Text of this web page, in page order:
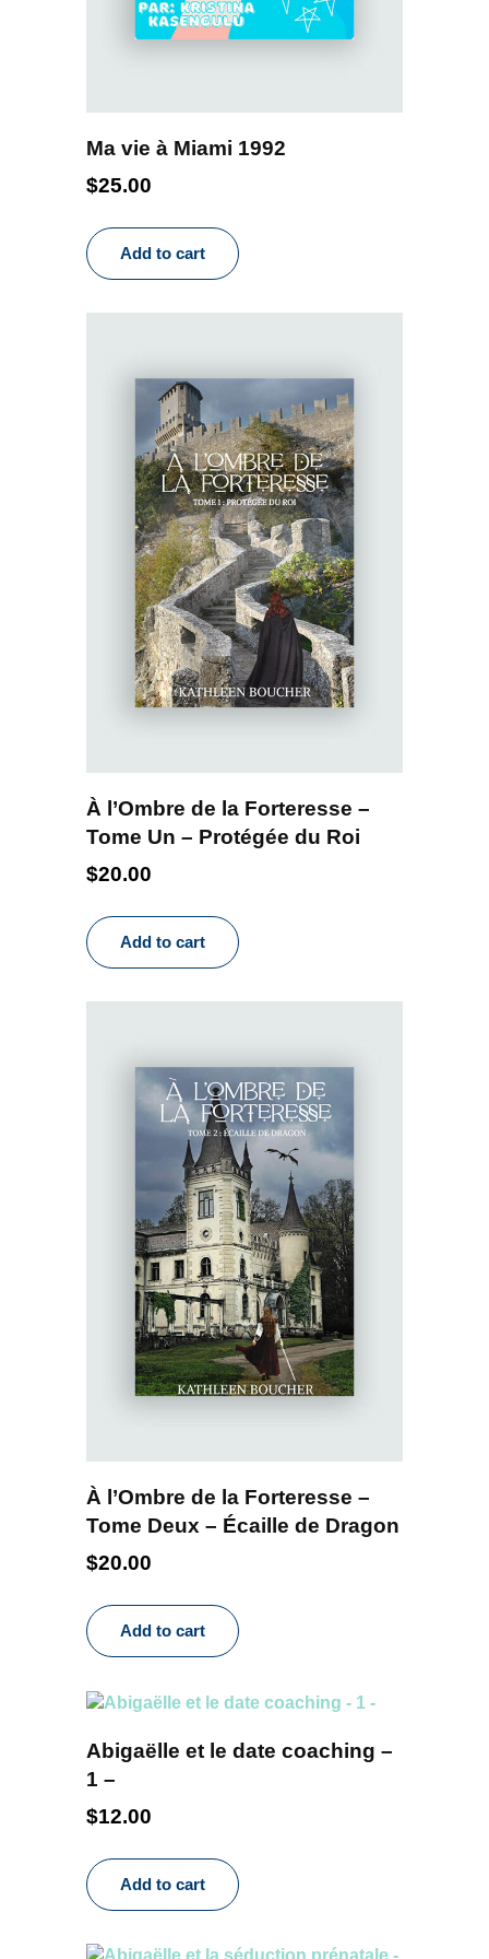
Ma vie à Miami 1992
$25.00
Add to cart
À l’Ombre de la Forteresse –
Tome Un – Protégée du Roi
$20.00
Add to cart
À l’Ombre de la Forteresse –
Tome Deux – Écaille de Dragon
$20.00
Add to cart
Abigaëlle et le date coaching –
1 –
$12.00
Add to cart